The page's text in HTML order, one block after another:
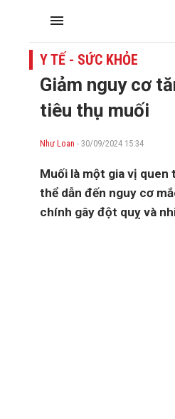
Y TẾ - SỨC KHỎE
Giảm nguy cơ
tiêu thụ muối
Như Loan - 30/09/2024 15:34
Muối là một gia vị quen
thể dẫn đến nguy cơ
chính gây đột quỵ và